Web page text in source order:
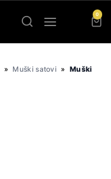
0
» Muški satovi » Muški